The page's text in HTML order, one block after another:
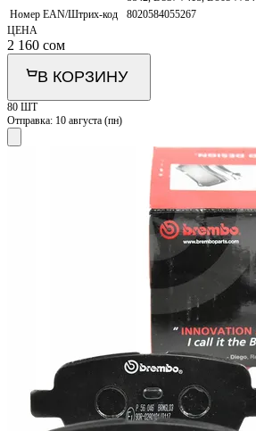
Номер EAN/Штрих-код
8020584055267
ЦЕНА
2 160 сом
В КОРЗИНУ
80 ШТ
Отправка: 10 августа (пн)